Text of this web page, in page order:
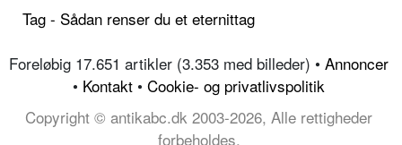
Tag - Sådan renser du et eternittag
Foreløbig 17.651 artikler (3.353 med billeder) • Annoncer
• Kontakt • Cookie- og privatlivspolitik
Copyright © antikabc.dk 2003-2026, Alle rettigheder
forbeholdes.